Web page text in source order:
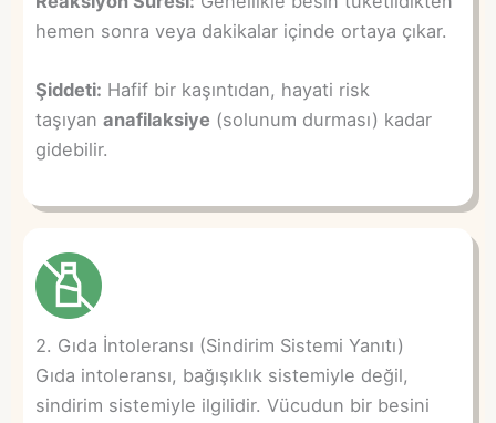
hemen sonra veya dakikalar içinde ortaya çıkar.
Şiddeti: Hafif bir kaşıntıdan, hayati risk
taşıyan anafilaksiye (solunum durması) kadar
gidebilir.
2. Gıda İntoleransı (Sindirim Sistemi Yanıtı)
Gıda intoleransı, bağışıklık sistemiyle değil,
sindirim sistemiyle ilgilidir. Vücudun bir besini